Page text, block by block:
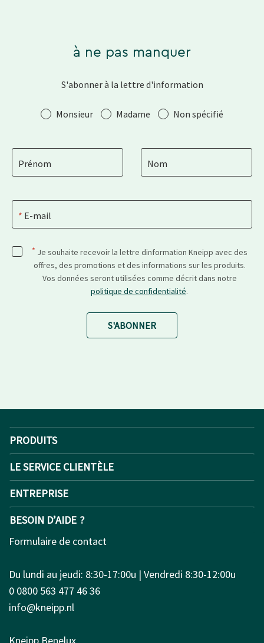
à ne pas manquer
S'abonner à la lettre d'information
SalutationMonsieur Madame Non spécifié
Prénom Nom
E-mail
* Je souhaite recevoir la lettre dinformation Kneipp avec des
offres, des promotions et des informations sur les produits.
Vos données seront utilisées comme décrit dans notre
politique de confidentialité.
S'ABONNER
PRODUITS
LE SERVICE CLIENTÈLE
ENTREPRISE
BESOIN D’AIDE ?
Formulaire de contact
Du lundi au jeudi: 8:30-17:00u | Vendredi 8:30-12:00u
0 0800 563 477 46 36
info@kneipp.nl